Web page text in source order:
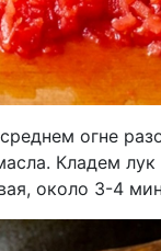
огне
Кладем
около 3-4